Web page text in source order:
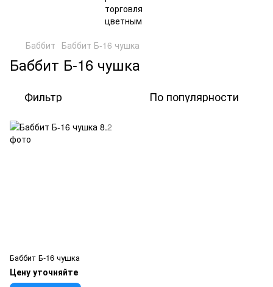
Баббит Баббит Б-16 чушка
Баббит Б-16 чушка
Фильтр По популярности
Баббит Б-16 чушка
Цену уточняйте